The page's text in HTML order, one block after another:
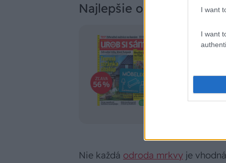
I want
I want
Najlepšie odrody na
UROB SI
Nie každá odroda mrkvy je